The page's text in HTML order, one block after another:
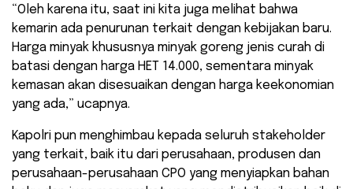
“Oleh karena itu, saat ini kita juga melihat bahwa
kemarin ada penurunan terkait dengan kebijakan baru.
Harga minyak khususnya minyak goreng jenis curah di
batasi dengan harga HET 14.000, sementara minyak
kemasan akan disesuaikan dengan harga keekonomian
yang ada,” ucapnya.
Kapolri pun menghimbau kepada seluruh stakeholder
yang terkait, baik itu dari perusahaan, produsen dan
perusahaan-perusahaan CPO yang menyiapkan bahan